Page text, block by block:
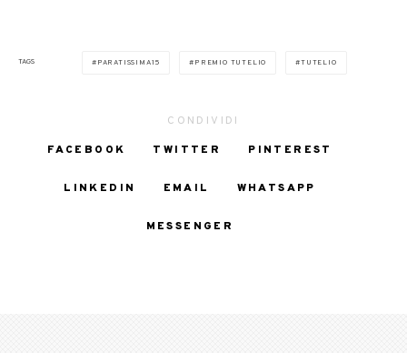
TAGS PARATISSIMA15 PREMIO TUTELIO TUTELIO
CONDIVIDI
FACEBOOK
TWITTER PINTEREST
LINKEDIN EMAIL WHATSAPP
MESSENGER